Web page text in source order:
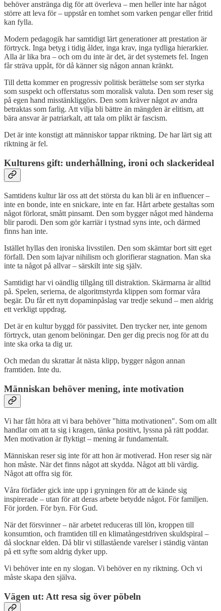
behöver anstränga dig för att överleva – men heller inte har något
större att leva för – uppstår en tomhet som varken pengar eller fritid
kan fylla.
Modern pedagogik har samtidigt lärt generationer att prestation är
förtryck. Inga betyg i tidig ålder, inga krav, inga tydliga hierarkier.
Alla är lika bra – och om du inte är det, är det systemets fel. Ingen
får sträva uppåt, för då känner sig någon annan kränkt.
Till detta kommer en progressiv politisk berättelse som ser styrka
som suspekt och offerstatus som moralisk valuta. Den som reser sig
på egen hand misstänkliggörs. Den som kräver något av andra
betraktas som farlig. Att vilja bli bättre än mängden är elitism, att
bära ansvar är patriarkalt, att tala om plikt är fascism.
Det är inte konstigt att människor tappar riktning. De har lärt sig att
riktning är fel.
Kulturens gift: underhållning, ironi och slackerideal
Samtidens kultur lär oss att det största du kan bli är en influencer –
inte en bonde, inte en snickare, inte en far. Hårt arbete gestaltas som
något förlorat, smått pinsamt. Den som bygger något med händerna
blir parodi. Den som gör karriär i tystnad syns inte, och därmed
finns han inte.
Istället hyllas den ironiska livsstilen. Den som skämtar bort sitt eget
förfall. Den som lajvar nihilism och glorifierar stagnation. Man ska
inte ta något på allvar – särskilt inte sig själv.
Samtidigt har vi oändlig tillgång till distraktion. Skärmarna är alltid
på. Spelen, serierna, de algoritmstyrda klippen som formar våra
begär. Du får ett nytt dopaminpåslag var tredje sekund – men aldrig
ett verkligt uppdrag.
Det är en kultur byggd för passivitet. Den trycker ner, inte genom
förtryck, utan genom belöningar. Den ger dig precis nog för att du
inte ska orka ta dig ur.
Och medan du skrattar åt nästa klipp, bygger någon annan
framtiden. Inte du.
Människan behöver mening, inte motivation
Vi har fått höra att vi bara behöver "hitta motivationen". Som om allt
handlar om att ta sig i kragen, tänka positivt, lyssna på rätt poddar.
Men motivation är flyktigt – mening är fundamentalt.
Människan reser sig inte för att hon är motiverad. Hon reser sig när
hon måste. När det finns något att skydda. Något att bli värdig.
Något att offra sig för.
Våra förfäder gick inte upp i gryningen för att de kände sig
inspirerade – utan för att deras arbete betydde något. För familjen.
För jorden. För byn. För Gud.
När det försvinner – när arbetet reduceras till lön, kroppen till
konsumtion, och framtiden till en klimatångestdriven skuldspiral –
då slocknar elden. Då blir vi stillastående varelser i ständig väntan
på ett syfte som aldrig dyker upp.
Vi behöver inte en ny slogan. Vi behöver en ny riktning. Och vi
måste skapa den själva.
Vägen ut: Att resa sig över pöbeln